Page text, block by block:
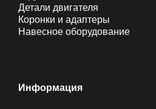
Детали двигателя
Коронки и адаптеры
Навесное оборудование
Информация